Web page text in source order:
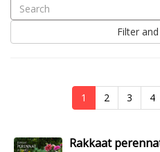
Filter
1 2 3 4
Rakkaat